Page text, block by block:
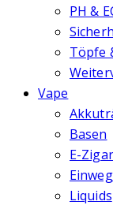
PH &
Töpfe
Vape
Basen
E-
Liquids